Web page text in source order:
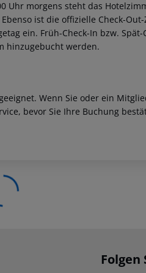
Uhr morgens steht das
ist die offizielle Check-
ein. Früh-Check-In bzw.
hinzugebucht werden.
Wenn Sie oder ein
bevor Sie Ihre Buchung
Folgen